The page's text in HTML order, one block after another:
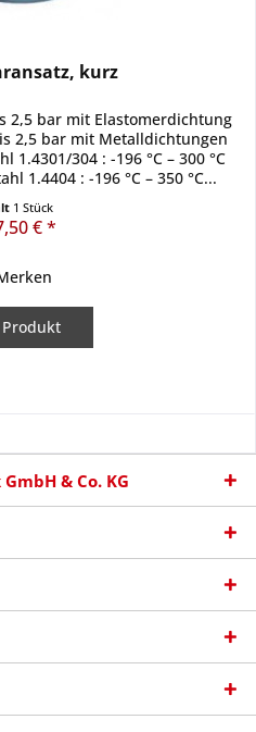
kurz
2,5 bar mit Elastomerdichtung
2,5 bar mit Metalldichtungen
304 : -196 °C – 300 °C
1.4404 : -196 °C – 350 °C...
1 Stück
€ *
& Co. KG